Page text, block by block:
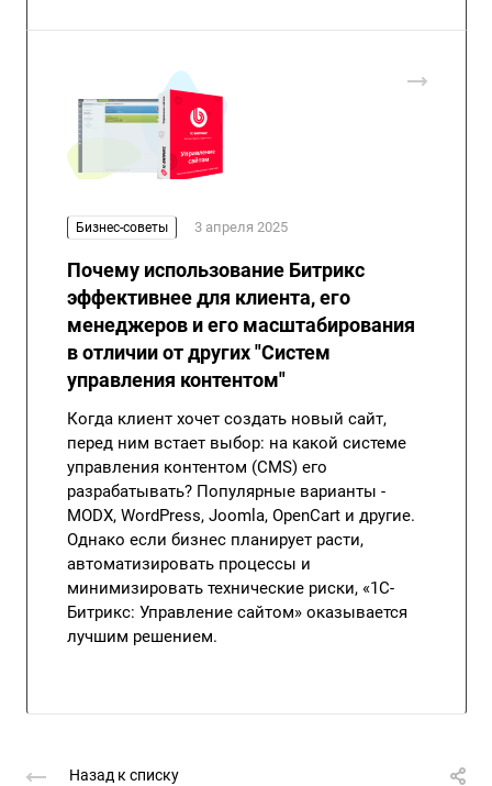
Бизнес-советы 3 апреля 2025
Почему использование Битрикс
эффективнее для клиента, его
менеджеров и его масштабирования
в отличии от других "Систем
управления контентом"
Когда клиент хочет создать новый сайт,
перед ним встает выбор: на какой системе
управления контентом (CMS) его
разрабатывать? Популярные варианты -
MODX, WordPress, Joomla, OpenCart и другие.
Однако если бизнес планирует расти,
автоматизировать процессы и
минимизировать технические риски, «1С-
Битрикс: Управление сайтом» оказывается
лучшим решением.
Назад к списку